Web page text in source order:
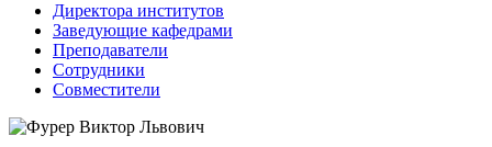
Директора институтов
Заведующие кафедрами
Преподаватели
Сотрудники
Совместители